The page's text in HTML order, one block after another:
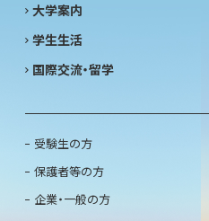
大学案内
学生生活
国際交流・留学
受験生の方
保護者等の方
企業・一般の方